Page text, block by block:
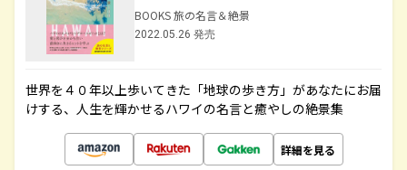
BOOKS 旅の名言＆絶景
2022.05.26 発売
世界を４０年以上歩いてきた「地球の歩き方」があなたにお届
けする、人生を輝かせるハワイの名言と癒やしの絶景集
詳細を見る